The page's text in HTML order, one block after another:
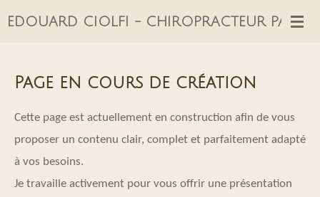
Passer
principal
EDOUARD CIOLFI - CHIROPRACTEUR PARIS
Page en cours de création
Cette page est actuellement en construction afin de vous
proposer un contenu clair, complet et parfaitement adapté
à vos besoins.
Je travaille activement pour vous offrir une présentation